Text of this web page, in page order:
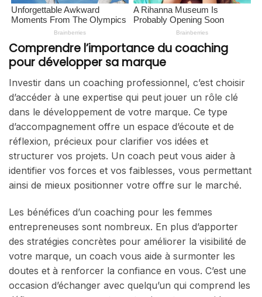
Comprendre l’importance du coaching
pour développer sa marque
Investir dans un coaching professionnel, c’est choisir
d’accéder à une expertise qui peut jouer un rôle clé
dans le développement de votre marque. Ce type
d’accompagnement offre un espace d’écoute et de
réflexion, précieux pour clarifier vos idées et
structurer vos projets. Un coach peut vous aider à
identifier vos forces et vos faiblesses, vous permettant
ainsi de mieux positionner votre offre sur le marché.
Les bénéfices d’un coaching pour les femmes
entrepreneuses sont nombreux. En plus d’apporter
des stratégies concrètes pour améliorer la visibilité de
votre marque, un coach vous aide à surmonter les
doutes et à renforcer la confiance en vous. C’est une
occasion d’échanger avec quelqu’un qui comprend les